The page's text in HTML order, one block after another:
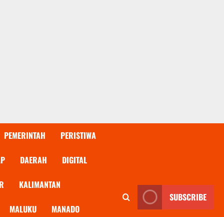
PEMERINTAH PERISTIWA
DAERAH DIGITAL
KALIMANTAN
MALUKU MANADO
SUBSCRIBE